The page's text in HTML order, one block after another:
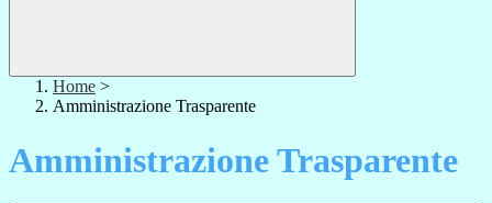
Home >
Amministrazione Trasparente
Amministrazione Trasparente